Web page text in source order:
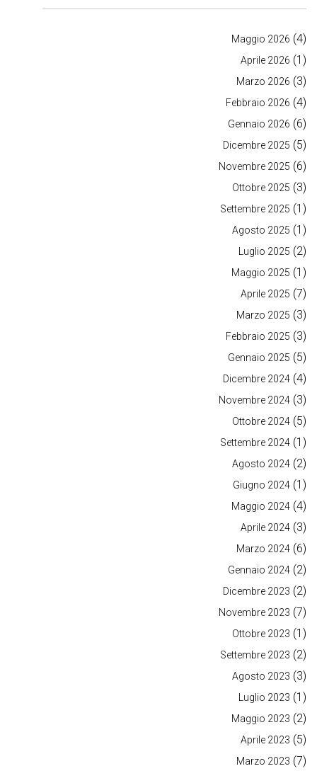
Maggio 2026 (4)
Aprile 2026 (1)
Marzo 2026 (3)
Febbraio 2026 (4)
Gennaio 2026 (6)
Dicembre 2025 (5)
Novembre 2025 (6)
Ottobre 2025 (3)
Settembre 2025 (1)
Agosto 2025 (1)
Luglio 2025 (2)
Maggio 2025 (1)
Aprile 2025 (7)
Marzo 2025 (3)
Febbraio 2025 (3)
Gennaio 2025 (5)
Dicembre 2024 (4)
Novembre 2024 (3)
Ottobre 2024 (5)
Settembre 2024 (1)
Agosto 2024 (2)
Giugno 2024 (1)
Maggio 2024 (4)
Aprile 2024 (3)
Marzo 2024 (6)
Gennaio 2024 (2)
Dicembre 2023 (2)
Novembre 2023 (7)
Ottobre 2023 (1)
Settembre 2023 (2)
Agosto 2023 (3)
Luglio 2023 (1)
Maggio 2023 (2)
Aprile 2023 (5)
Marzo 2023 (7)